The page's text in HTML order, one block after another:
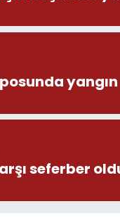
yangın
seferber